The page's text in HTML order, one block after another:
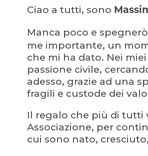
Ciao a tutti, sono
Manca poco e spegnerò
me importante, un
che mi ha dato. Nei
passione civile,
adesso, grazie ad una
fragili e custode dei
Il regalo che più di tutti
Associazione, per
cui sono nato,